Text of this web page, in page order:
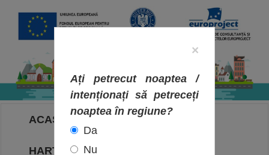
ACASA
HARTA OBIECTIVELOR
×
Ați petrecut noaptea /
intenționați să petreceți
noaptea în regiune?
Da
Nu